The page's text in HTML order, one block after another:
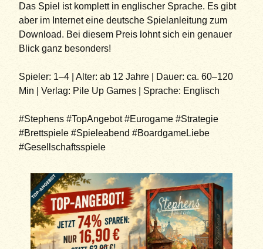
Das Spiel ist komplett in englischer Sprache. Es gibt
aber im Internet eine deutsche Spielanleitung zum
Download. Bei diesem Preis lohnt sich ein genauer
Blick ganz besonders!
Spieler: 1–4 | Alter: ab 12 Jahre | Dauer: ca. 60–120
Min | Verlag: Pile Up Games | Sprache: Englisch
#Stephens #TopAngebot #Eurogame #Strategie
#Brettspiele #Spieleabend #BoardgameLiebe
#Gesellschaftsspiele